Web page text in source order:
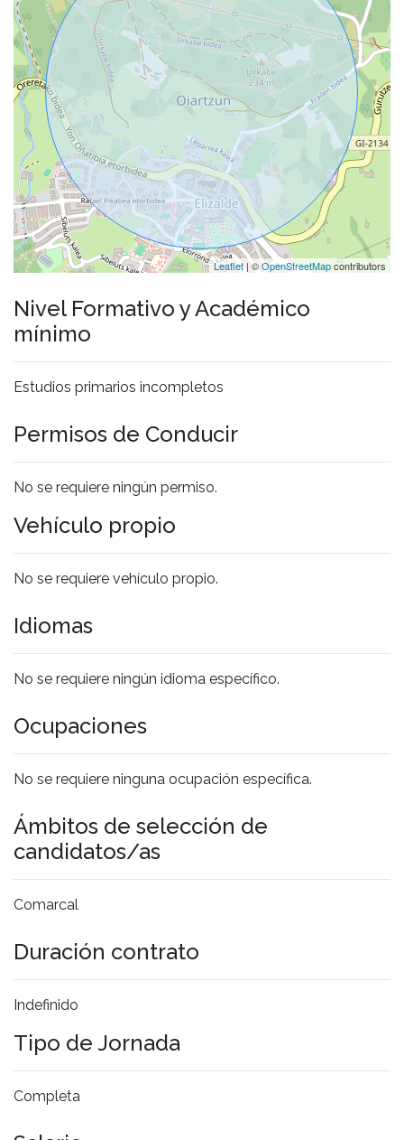
Leaflet| ©OpenStreetMapcontributors
Nivel Formativo y Académico
mínimo
Estudios primarios incompletos
Permisos de Conducir
No se requiere ningún permiso.
Vehículo propio
No se requiere vehículo propio.
Idiomas
No se requiere ningún idioma específico.
Ocupaciones
No se requiere ninguna ocupación específica.
Ámbitos de selección de
candidatos/as
Comarcal
Duración contrato
Indefinido
Tipo de Jornada
Completa